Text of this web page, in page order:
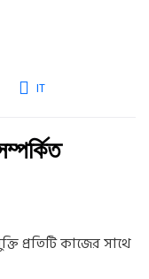
IT
প্রতিটি কাজের সাথে